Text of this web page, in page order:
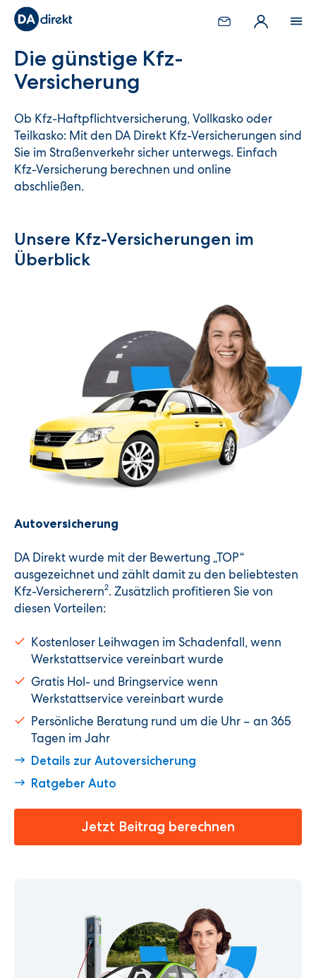
Die günstige Kfz-
Versicherung
Ob Kfz-Haftpflichtversicherung, Vollkasko oder
Teilkasko: Mit den DA Direkt Kfz-Versicherungen sind
Sie im Straßenverkehr sicher unterwegs. Einfach
Kfz-Versicherung berechnen und online
abschließen.
Unsere Kfz-Versicherungen im
Überblick
Autoversicherung
DA Direkt wurde mit der Bewertung „TOP“
ausgezeichnet und zählt damit zu den beliebtesten
Kfz-Versicherern2. Zusätzlich profitieren Sie von
diesen Vorteilen:
Kostenloser Leihwagen im Schadenfall, wenn
Werkstattservice vereinbart wurde
Gratis Hol- und Bringservice wenn
Werkstattservice vereinbart wurde
Persönliche Beratung rund um die Uhr – an 365
Tagen im Jahr
Details zur Autoversicherung
Ratgeber Auto
Jetzt Beitrag berechnen